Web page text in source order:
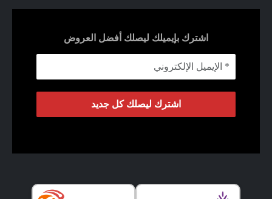
اشترك بإيميلك ليصلك أفضل العروض